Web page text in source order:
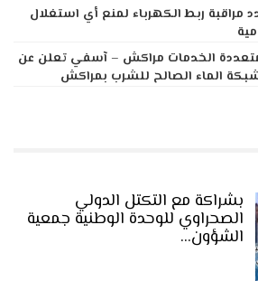
مراقبة ربط الكهرباء لمنع أي استغلال
الخدمات مراكش – آسفي تعلن عن
الماء الصالح للشرب بمراكش
بشراكة مع التكتل الدولي
الصحراوي للوحدة الوطنية جمعية
الشؤون…